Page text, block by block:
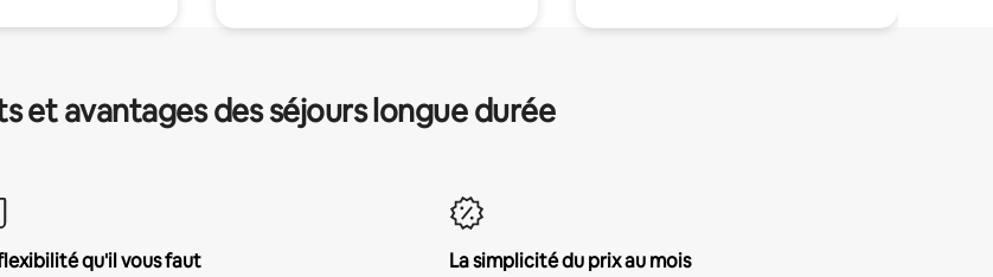
et avantages des séjours longue durée
qu'il vous faut
La simplicité du prix au mois